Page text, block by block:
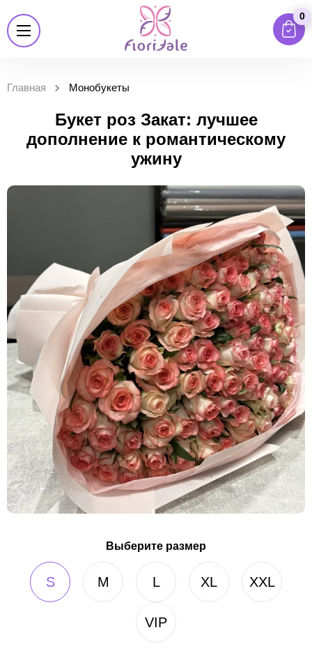
0
Главная Монобукеты
Букет роз Закат: лучшее
дополнение к романтическому
ужину
Выберите размер
S M L XL XXL
VIP